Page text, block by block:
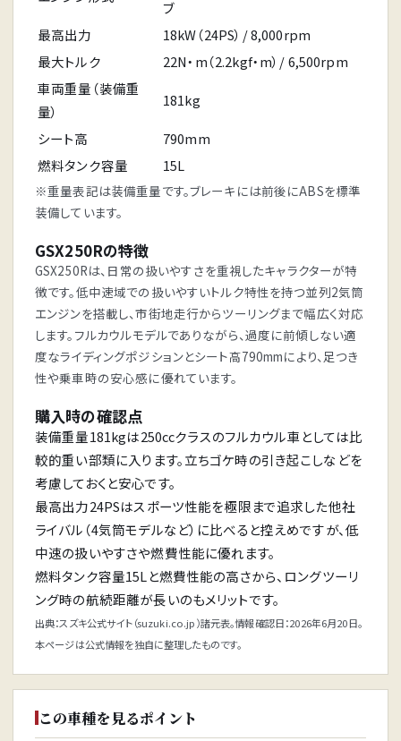
ブ
最高出力
18kW（24PS）/ 8,000rpm
最大トルク
22N・m（2.2kgf・m）/ 6,500rpm
車両重量（装備重
量）
181kg
シート高
790mm
燃料タンク容量
15L
※重量表記は装備重量です。ブレーキには前後にABSを標準
装備しています。
GSX250Rの特徴
GSX250Rは、日常の扱いやすさを重視したキャラクターが特
徴です。低中速域での扱いやすいトルク特性を持つ並列2気筒
エンジンを搭載し、市街地走行からツーリングまで幅広く対応
します。フルカウルモデルでありながら、過度に前傾しない適
度なライディングポジションとシート高790mmにより、足つき
性や乗車時の安心感に優れています。
購入時の確認点
装備重量181kgは250ccクラスのフルカウル車としては比
較的重い部類に入ります。立ちゴケ時の引き起こしなどを
考慮しておくと安心です。
最高出力24PSはスポーツ性能を極限まで追求した他社
ライバル（4気筒モデルなど）に比べると控えめですが、低
中速の扱いやすさや燃費性能に優れます。
燃料タンク容量15Lと燃費性能の高さから、ロングツーリ
ング時の航続距離が長いのもメリットです。
出典：スズキ公式サイト（suzuki.co.jp）諸元表。情報確認日：2026年6月20日。
本ページは公式情報を独自に整理したものです。
この車種を見るポイント